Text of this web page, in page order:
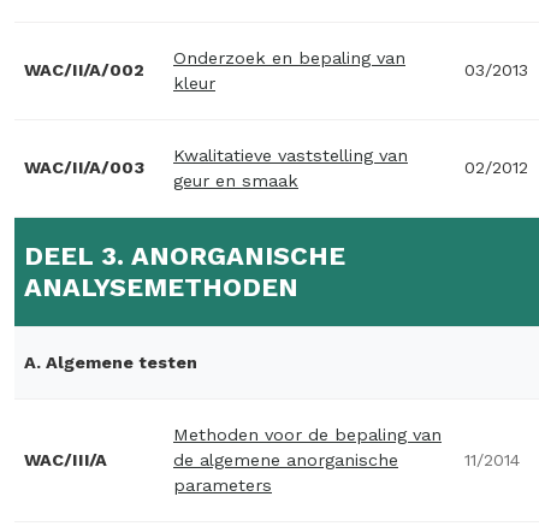
WAC/II/A/002
Onderzoek en bepaling van
kleur
03/2013
WAC/II/A/003
Kwalitatieve vaststelling van
geur en smaak
02/2012
DEEL 3. ANORGANISCHE
ANALYSEMETHODEN
A. Algemene testen
WAC/III/A
Methoden voor de bepaling van
de algemene anorganische
parameters
11/2014